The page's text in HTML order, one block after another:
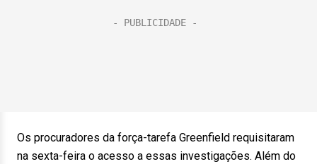
Os procuradores da força-tarefa Greenfield requisitaram
na sexta-feira o acesso a essas investigações. Além do